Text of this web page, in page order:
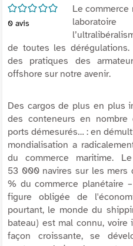
/5
0 avis
Le commerce
de toutes les
des pratiques des
offshore sur notre avenir.
Des cargos de plus en plus
des conteneurs en nombre
ports démesurés… : en
mondialisation a
du commerce maritime.
53 000 navires sur les
% du commerce planétaire
figure obligée de
pourtant, le monde du
bateau) est mal connu, voire
façon croissante, se